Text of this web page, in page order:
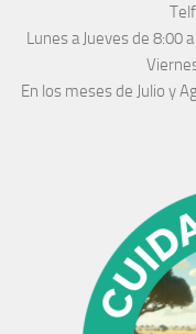
Lunes a Jueves de 8:00
En los meses de Julio y